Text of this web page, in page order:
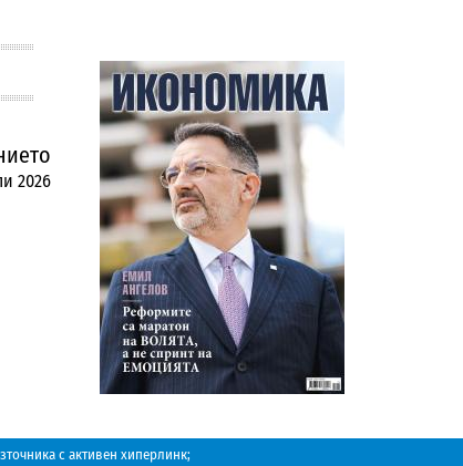
2026
с активен хиперлинк;